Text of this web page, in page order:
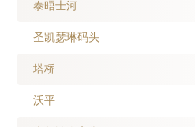
泰晤士河
圣凯瑟琳码头
塔桥
沃平